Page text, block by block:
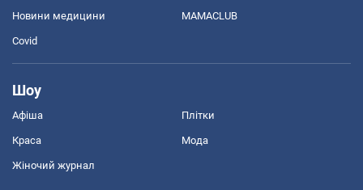
Новини медицини MAMACLUB
Covid
Шоу
Афіша Плітки
Краса Мода
Жіночий журнал